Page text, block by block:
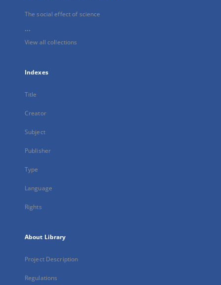
The social effect of science
...
View all collections
Indexes
Title
Creator
Subject
Publisher
Type
Language
Rights
About Library
Project Description
Regulations